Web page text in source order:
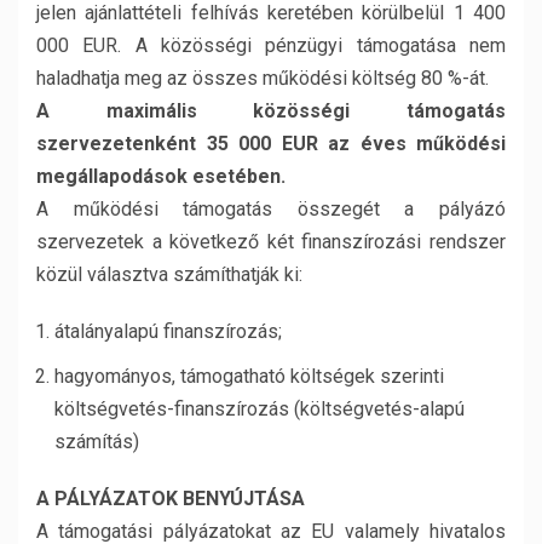
jelen ajánlattételi felhívás keretében körülbelül 1 400
000 EUR. A közösségi pénzügyi támogatása nem
haladhatja meg az összes működési költség 80 %-át.
A maximális közösségi támogatás
szervezetenként 35 000 EUR az éves működési
megállapodások esetében.
A működési támogatás összegét a pályázó
szervezetek a következő két finanszírozási rendszer
közül választva számíthatják ki:
átalányalapú finanszírozás;
hagyományos, támogatható költségek szerinti
költségvetés-finanszírozás (költségvetés-alapú
számítás)
A PÁLYÁZATOK BENYÚJTÁSA
A támogatási pályázatokat az EU valamely hivatalos